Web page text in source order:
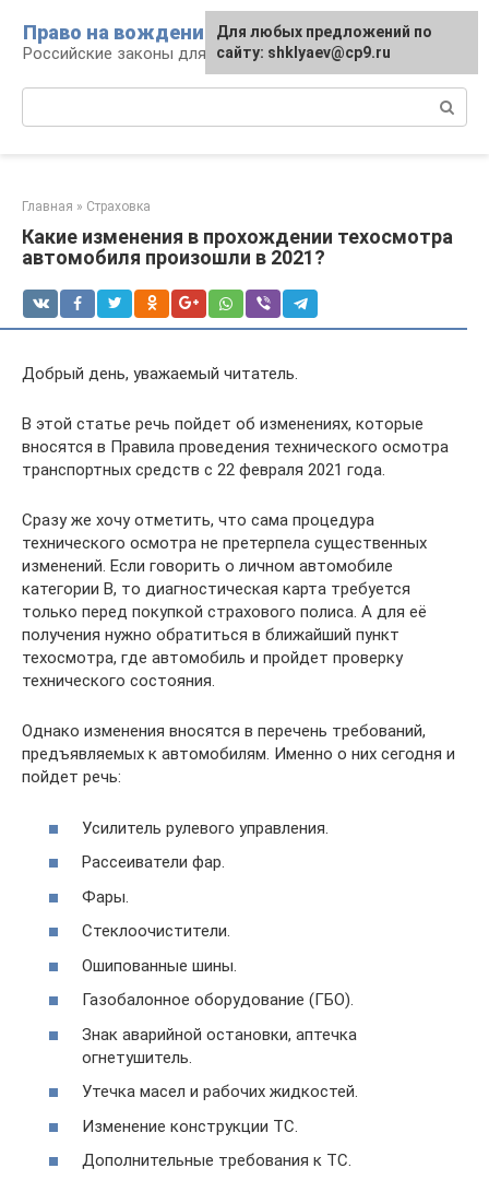
контенту
Право на вождение
Российские законы для автомобилистов
Главная » Страховка
Какие изменения в прохождении техосмотра
автомобиля произошли в 2021?
Добрый день, уважаемый читатель.
В этой статье речь пойдет об изменениях, которые
вносятся в Правила проведения технического осмотра
транспортных средств с 22 февраля 2021 года.
Сразу же хочу отметить, что сама процедура
технического осмотра не претерпела существенных
изменений. Если говорить о личном автомобиле
категории В, то диагностическая карта требуется
только перед покупкой страхового полиса. А для её
получения нужно обратиться в ближайший пункт
техосмотра, где автомобиль и пройдет проверку
технического состояния.
Однако изменения вносятся в перечень требований,
предъявляемых к автомобилям. Именно о них сегодня и
пойдет речь:
Усилитель рулевого управления.
Рассеиватели фар.
Фары.
Стеклоочистители.
Ошипованные шины.
Газобалонное оборудование (ГБО).
Знак аварийной остановки, аптечка
огнетушитель.
Утечка масел и рабочих жидкостей.
Изменение конструкции ТС.
Дополнительные требования к ТС.
Для любых предложений по
сайту: shklyaev@cp9.ru